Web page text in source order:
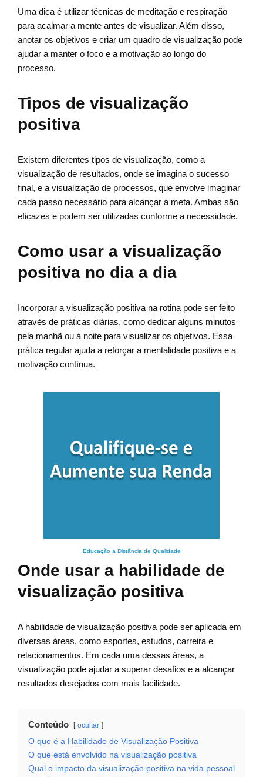
Uma dica é utilizar técnicas de meditação e respiração
para acalmar a mente antes de visualizar. Além disso,
anotar os objetivos e criar um quadro de visualização pode
ajudar a manter o foco e a motivação ao longo do
processo.
Tipos de visualização
positiva
Existem diferentes tipos de visualização, como a
visualização de resultados, onde se imagina o sucesso
final, e a visualização de processos, que envolve imaginar
cada passo necessário para alcançar a meta. Ambas são
eficazes e podem ser utilizadas conforme a necessidade.
Como usar a visualização
positiva no dia a dia
Incorporar a visualização positiva na rotina pode ser feito
através de práticas diárias, como dedicar alguns minutos
pela manhã ou à noite para visualizar os objetivos. Essa
prática regular ajuda a reforçar a mentalidade positiva e a
motivação contínua.
Educação a Distância de Qualidade
Onde usar a habilidade de
visualização positiva
A habilidade de visualização positiva pode ser aplicada em
diversas áreas, como esportes, estudos, carreira e
relacionamentos. Em cada uma dessas áreas, a
visualização pode ajudar a superar desafios e a alcançar
resultados desejados com mais facilidade.
Conteúdo ocultar
O que é a Habilidade de Visualização Positiva
O que está envolvido na visualização positiva
Qual o impacto da visualização positiva na vida pessoal